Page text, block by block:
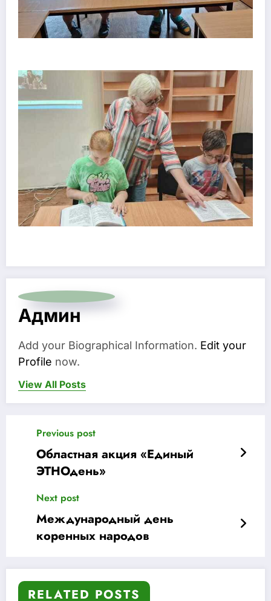
Админ
Add your Biographical Information. Edit your
Profile now.
View All Posts
Previous post
Областная акция «Единый
ЭТНОдень»
Next post
Международный день
коренных народов
RELATED POSTS